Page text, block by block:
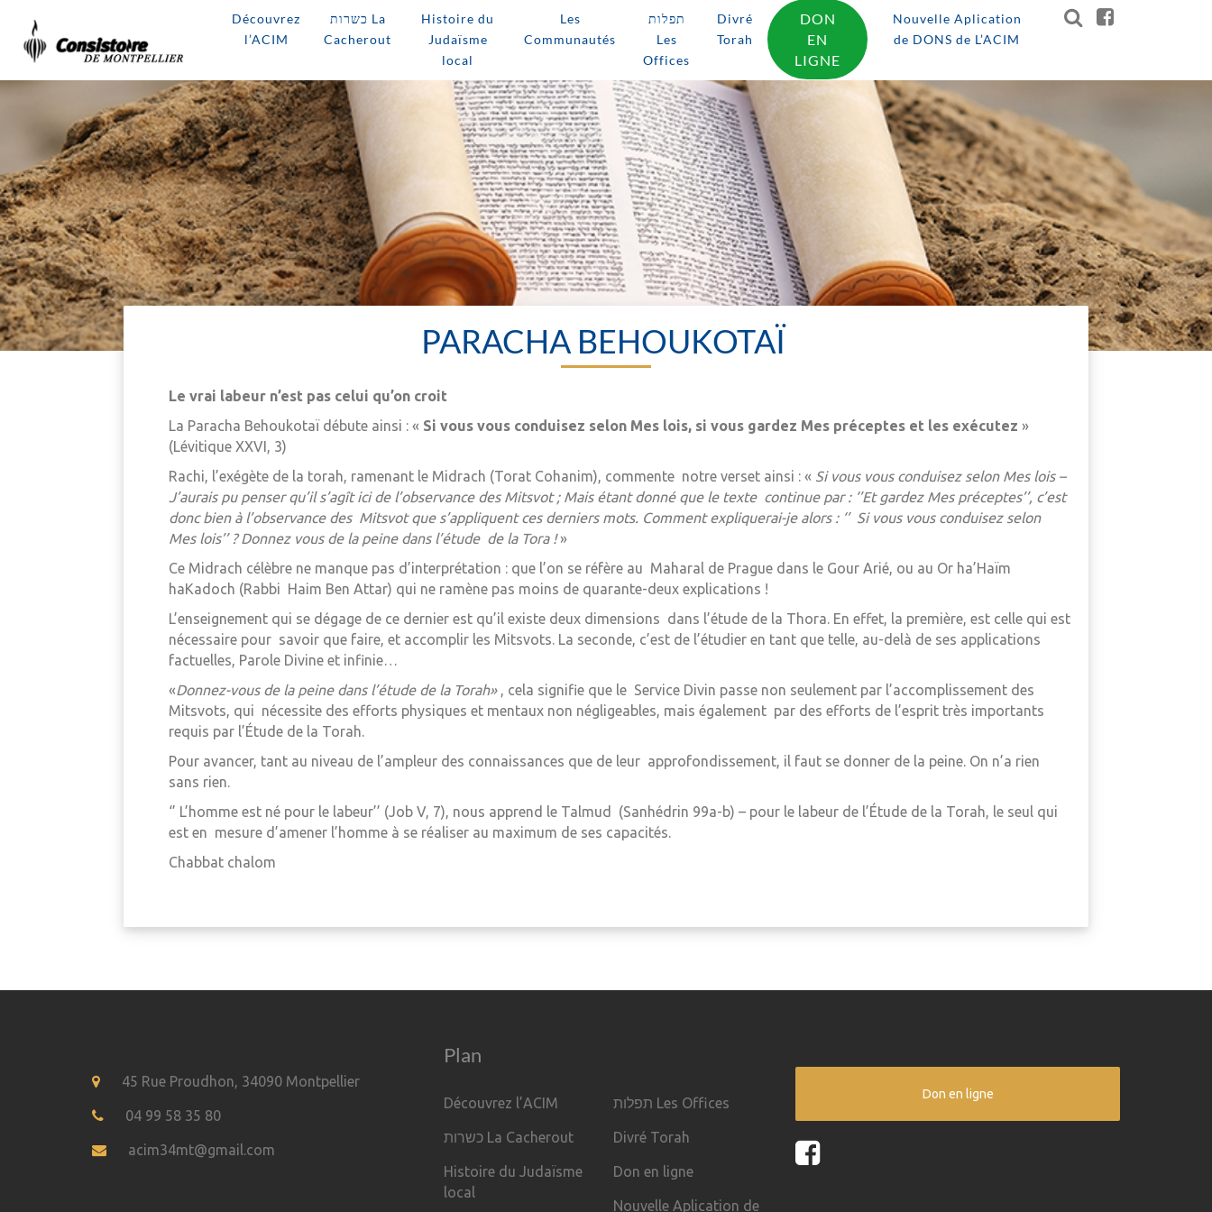
Découvrez
l’ACIM
כשרות La
Cacherout
Histoire du
Judaïsme
local
Les
Communautés
תפלות
Les
Offices
Divré
Torah
DON
EN
LIGNE
Nouvelle Aplication
de DONS de L’ACIM
PARACHA BEHOUKOTAÏ
Le vrai labeur n’est pas celui qu’on croit
La Paracha Behoukotaï débute ainsi : « Si vous vous conduisez selon Mes lois, si vous gardez Mes préceptes et les exécutez »
(Lévitique XXVI, 3)
Rachi, l’exégète de la torah, ramenant le Midrach (Torat Cohanim), commente notre verset ainsi : « Si vous vous conduisez selon Mes lois –
J’aurais pu penser qu’il s’agît ici de l’observance des Mitsvot ; Mais étant donné que le texte continue par : ‘’Et gardez Mes préceptes’’, c’est
donc bien à l’observance des Mitsvot que s’appliquent ces derniers mots. Comment expliquerai-je alors : ‘’ Si vous vous conduisez selon
Mes lois’’ ? Donnez vous de la peine dans l’étude de la Tora !»
Ce Midrach célèbre ne manque pas d’interprétation : que l’on se réfère au Maharal de Prague dans le Gour Arié, ou au Or ha’Haïm
haKadoch (Rabbi Haim Ben Attar) qui ne ramène pas moins de quarante-deux explications !
L’enseignement qui se dégage de ce dernier est qu’il existe deux dimensions dans l’étude de la Thora. En effet, la première, est celle qui est
nécessaire pour savoir que faire, et accomplir les Mitsvots. La seconde, c’est de l’étudier en tant que telle, au-delà de ses applications
factuelles, Parole Divine et infinie…
«Donnez-vous de la peine dans l’étude de la Torah» , cela signifie que le Service Divin passe non seulement par l’accomplissement des
Mitsvots, qui nécessite des efforts physiques et mentaux non négligeables, mais également par des efforts de l’esprit très importants
requis par l’Étude de la Torah.
Pour avancer, tant au niveau de l’ampleur des connaissances que de leur approfondissement, il faut se donner de la peine. On n’a rien
sans rien.
‘’ L’homme est né pour le labeur’’ (Job V, 7), nous apprend le Talmud (Sanhédrin 99a-b) – pour le labeur de l’Étude de la Torah, le seul qui
est en mesure d’amener l’homme à se réaliser au maximum de ses capacités.
Chabbat chalom
45 Rue Proudhon, 34090 Montpellier
04 99 58 35 80
acim34mt@gmail.com
Plan
Découvrez l’ACIM
כשרות La Cacherout
Histoire du Judaïsme
local
תפלות Les Offices
Divré Torah
Don en ligne
Nouvelle Aplication de
Don en ligne